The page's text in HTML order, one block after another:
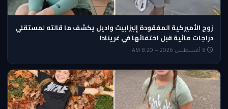
زوج الأميركية المفقودة إليزابيث واديل يكشف ما قالته لمستقلي
دراجات مائية قبل اختفائها في غرينادا